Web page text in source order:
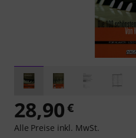
28,90€
Alle Preise inkl. MwSt.